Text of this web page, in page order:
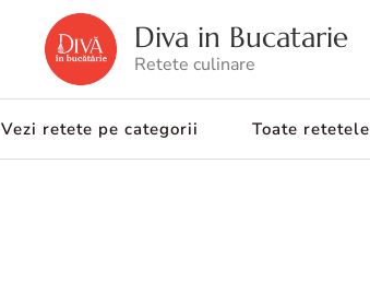
Diva in Bucatarie
Retete culinare
Vezi retete pe categorii Toate retetele